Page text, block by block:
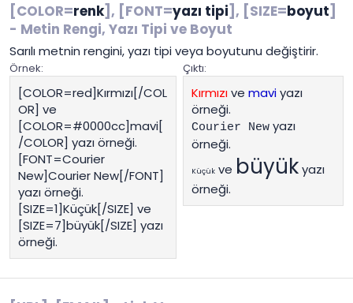
[COLOR=renk], [FONT=yazı tipi], [SIZE=boyut]
- Metin Rengi, Yazı Tipi ve Boyut
Sarılı metnin rengini, yazı tipi veya boyutunu değiştirir.
Örnek:
[COLOR=red]Kırmızı[/COL
OR] ve
[COLOR=#0000cc]mavi[
/COLOR] yazı örneği.
[FONT=Courier
New]Courier New[/FONT]
yazı örneği.
[SIZE=1]Küçük[/SIZE] ve
[SIZE=7]büyük[/SIZE] yazı
örneği.
Çıktı:
Kırmızıve maviyazı
örneği.
Courier New yazı
örneği.
Küçük ve büyükyazı
örneği.